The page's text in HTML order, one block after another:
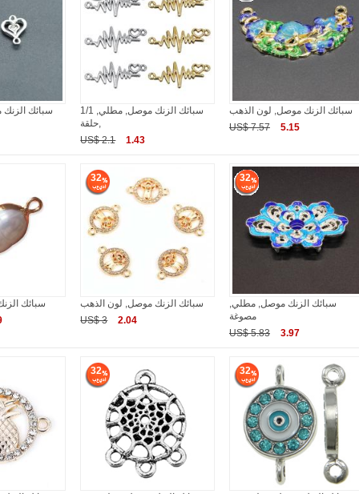
سبائك
سبائك الزنك موصل, مطلي, 1/1
US$ 2.1
1.43
سبائك الزنك موصل, لون الذهب
US$ 7.57
5.15
سبائك
32
سبائك الزنك موصل, لون الذهب
US$ 3
2.04
32
سبائك الزنك موصل, مطلي,
مصوغة
US$ 5.83
3.97
32 32